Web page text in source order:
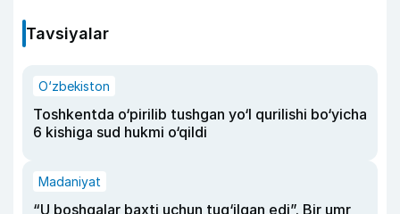
Tavsiyalar
O‘zbekiston
Toshkentda o‘pirilib tushgan yo‘l qurilishi bo‘yicha
6 kishiga sud hukmi o‘qildi
Madaniyat
“U boshqalar baxti uchun tug‘ilgan edi”. Bir umr